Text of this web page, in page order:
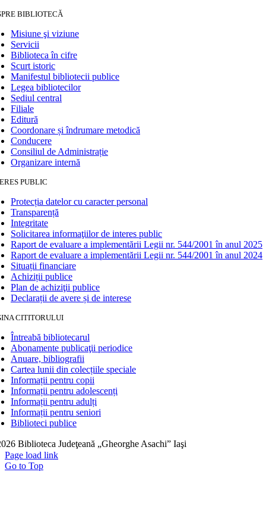
BIBLIOTECĂ
Misiune şi viziune
Servicii
Biblioteca în cifre
Scurt istoric
Manifestul bibliotecii publice
Legea bibliotecilor
Sediul central
Filiale
Editură
Coordonare și îndrumare metodică
Conducere
Consiliul de Administrație
Organizare internă
PUBLIC
Protecția datelor cu caracter personal
Transparență
Integritate
Solicitarea informaţiilor de interes public
Raport de evaluare a implementării Legii nr. 544/2001 în anul 2025
Raport de evaluare a implementării Legii nr. 544/2001 în anul 2024
Situații financiare
Achiziții publice
Plan de achiziţii publice
Declarații de avere și de interese
CITITORULUI
Întreabă bibliotecarul
Abonamente publicaţii periodice
Anuare, bibliografii
Cartea lunii din colecțiile speciale
Informații pentru copii
Informații pentru adolescenți
Informații pentru adulți
Informații pentru seniori
Biblioteci publice
Biblioteca Judeţeană „Gheorghe Asachi” Iaşi
Page load link
Go to Top